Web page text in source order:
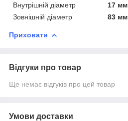
Внутрішній діаметр
17 мм
Зовнішній діаметр
83 мм
Приховати
Відгуки про товар
Ще немає відгуків про цей товар
Умови доставки